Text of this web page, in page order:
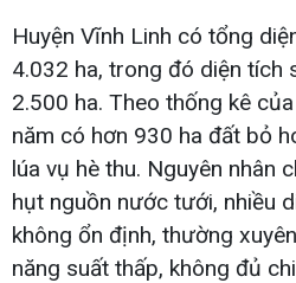
Huyện Vĩnh Linh có tổng
4.032 ha, trong đó diện tích
2.500 ha. Theo thống kê
năm có hơn 930 ha đất bỏ
lúa vụ hè thu. Nguyên nhân
hụt nguồn nước tưới, nhiều
không ổn định, thường
năng suất thấp, không đủ